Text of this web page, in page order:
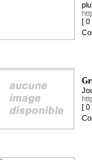
[
[